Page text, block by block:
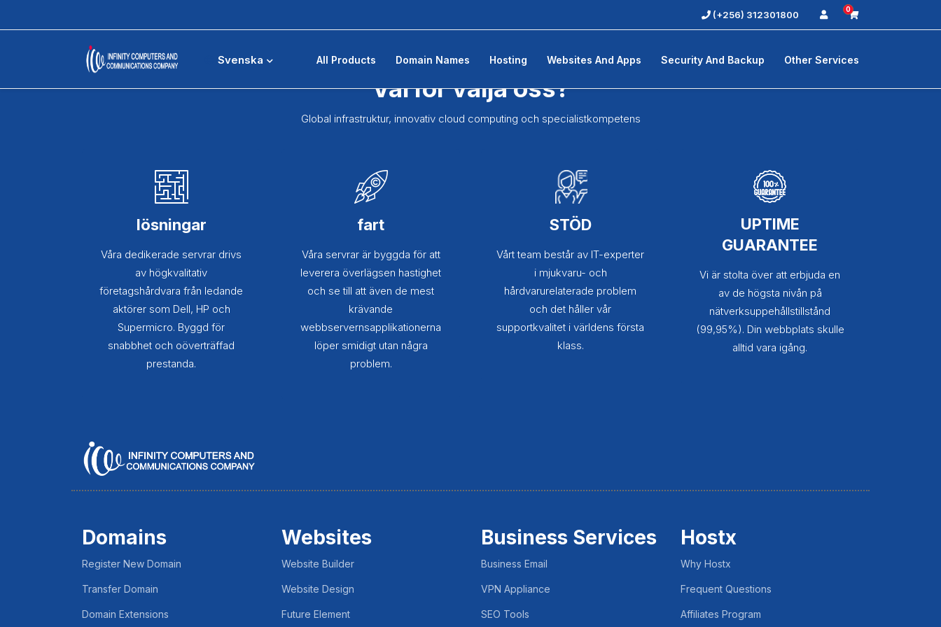
(+256) 312301800 0
Svenska All Products Domain Names Hosting Websites And Apps Security And Backup Other Services
Varför välja oss?
Global infrastruktur, innovativ cloud computing och specialistkompetens
lösningar
Våra dedikerade servrar drivs
av högkvalitativ
företagshårdvara från ledande
aktörer som Dell, HP och
Supermicro. Byggd för
snabbhet och oöverträffad
prestanda.
fart
Våra servrar är byggda för att
leverera överlägsen hastighet
och se till att även de mest
krävande
webbservernsapplikationerna
löper smidigt utan några
problem.
STÖD
Vårt team består av IT-experter
i mjukvaru- och
hårdvarurelaterade problem
och det håller vår
supportkvalitet i världens första
klass.
UPTIME
GUARANTEE
Vi är stolta över att erbjuda en
av de högsta nivån på
nätverksuppehållstillstånd
(99,95%). Din webbplats skulle
alltid vara igång.
Domains
Register New Domain
Transfer Domain
Domain Extensions
Websites
Website Builder
Website Design
Future Element
Business Services
Business Email
VPN Appliance
SEO Tools
Hostx
Why Hostx
Frequent Questions
Affiliates Program